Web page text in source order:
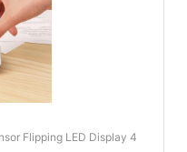
Flipping LED Display 4